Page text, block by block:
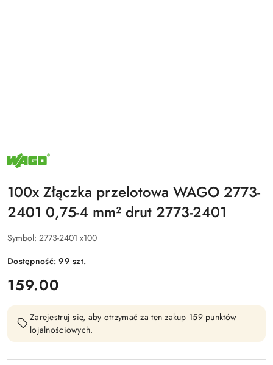
NAZWA
PRODUCENTA:
100x Złączka przelotowa WAGO 2773-
2401 0,75-4 mm² drut 2773-2401
Symbol: 2773-2401 x100
Dostępność:99szt.
cena:
159.00
Zarejestruj się, aby otrzymać za ten zakup 159 punktów
lojalnościowych.